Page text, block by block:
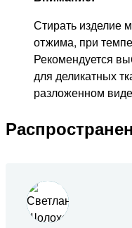
Стирать изделие
отжима, при
Рекомендуется
для деликатных
разложенном